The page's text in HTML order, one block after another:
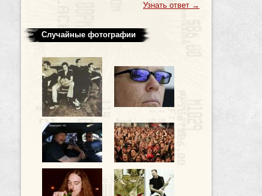
Узнать ответ →
Случайные фотографии